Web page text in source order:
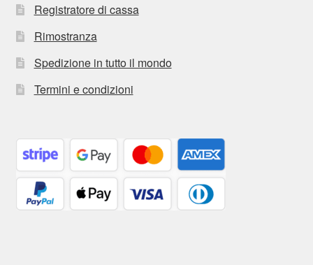
Registratore di cassa
Rimostranza
Spedizione in tutto il mondo
Termini e condizioni